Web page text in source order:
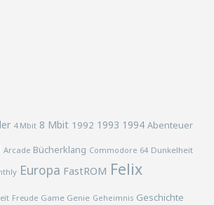
4 Mbit 8 Mbit 1992 1993 1994 Abenteuer
Arcade Bücherklang Commodore 64 Dunkelheit
Europa FastROM Felix
Freude Game Genie Geheimnis Geschichte